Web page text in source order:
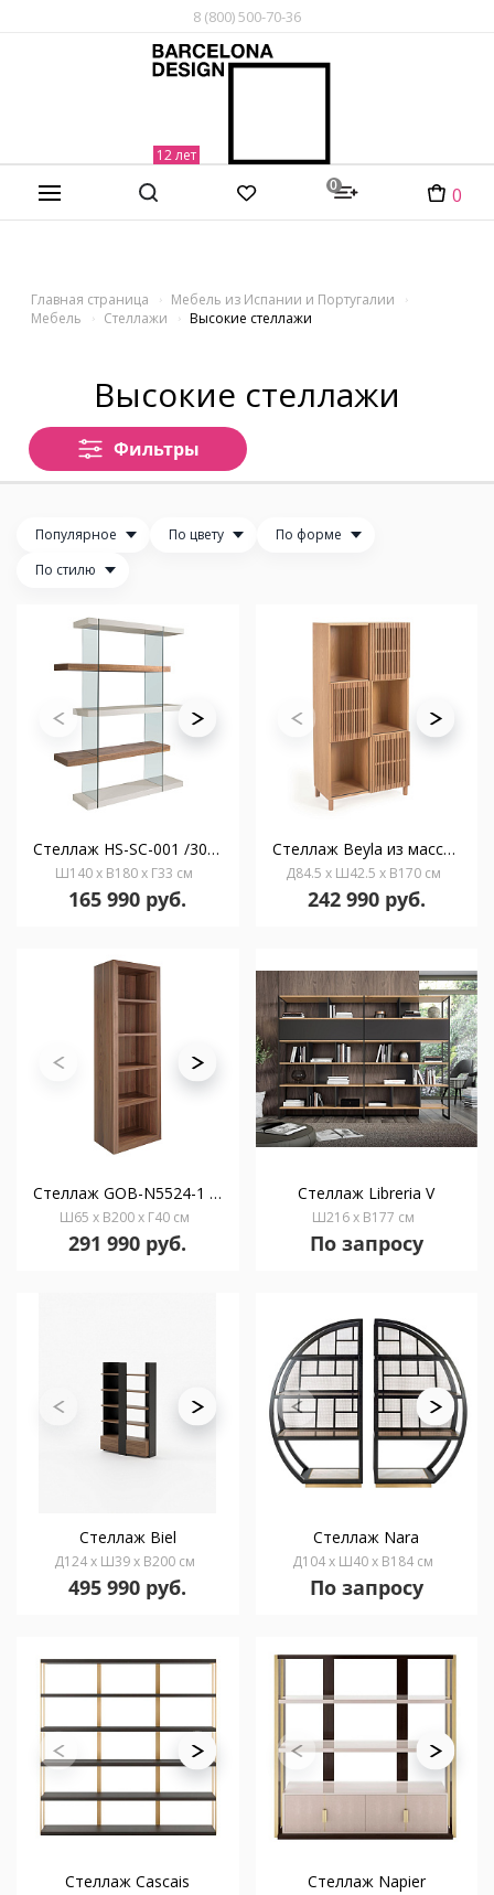
8 (800) 500-70-36
0 0
Главная страница
Мебель из Испании и Португалии
Мебель
Стеллажи Высокие стеллажи
Высокие стеллажи
Фильтры
Популярное По цвету
По форме
По стилю
Стеллаж HS-SC-001 /3025
Ш140 x В180 x Г33 см
165 990 руб.
Стеллаж Beyla из массива дуба с дубовым шпоном 84,3 x 170 см
Д84.5 x Ш42.5 x В170 см
242 990 руб.
Стеллаж GOB-N5524-1 / 3172 из орехового дерева
Ш65 x В200 x Г40 см
291 990 руб.
Стеллаж Libreria V
Ш216 x В177 см
По запросу
Стеллаж Biel
Д124 x Ш39 x В200 см
495 990 руб.
Стеллаж Nara
Д104 x Ш40 x В184 см
По запросу
Стеллаж Cascais Стеллаж Napier